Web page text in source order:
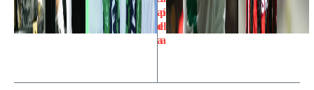
aí
d
a
p
el
a